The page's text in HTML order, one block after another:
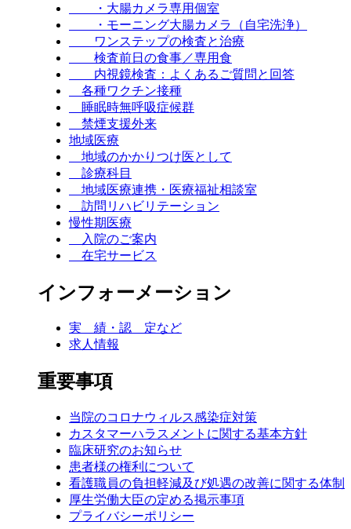
・大腸カメラ専用個室
・モーニング大腸カメラ（自宅洗浄）
ワンステップの検査と治療
検査前日の食事／専用食
内視鏡検査：よくあるご質問と回答
各種ワクチン接種
睡眠時無呼吸症候群
禁煙支援外来
地域医療
地域のかかりつけ医として
診療科目
地域医療連携・医療福祉相談室
訪問リハビリテーション
慢性期医療
入院のご案内
在宅サービス
インフォーメーション
実 績・認 定など
求人情報
重要事項
当院のコロナウィルス感染症対策
カスタマーハラスメントに関する基本方針
臨床研究のお知らせ
患者様の権利について
看護職員の負担軽減及び処遇の改善に関する体制
厚生労働大臣の定める掲示事項
プライバシーポリシー